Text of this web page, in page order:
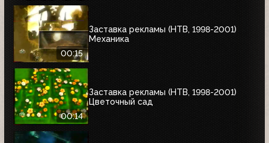
00:15
Заставка рекламы (НТВ, 1998-2001)
Механика
00:14
Заставка рекламы (НТВ, 1998-2001)
Цветочный сад